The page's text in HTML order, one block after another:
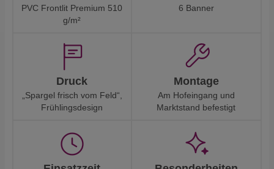
PVC Frontlit Premium 510
g/m²
6 Banner
Druck
„Spargel frisch vom Feld“,
Frühlingsdesign
Montage
Am Hofeingang und
Marktstand befestigt